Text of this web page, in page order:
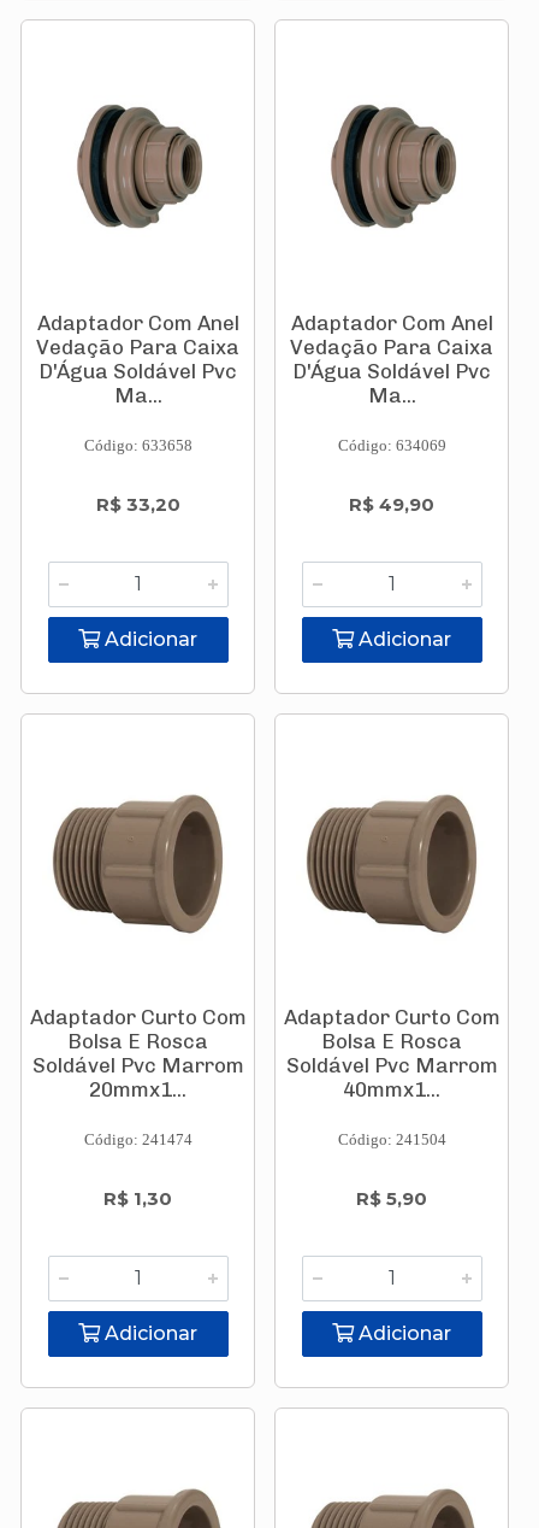
Adaptador Com Anel
Vedação Para Caixa
D'Água Soldável Pvc
Ma...
Código: 633658
R$ 33,20
Adicionar
Adaptador Com Anel
Vedação Para Caixa
D'Água Soldável Pvc
Ma...
Código: 634069
R$ 49,90
Adicionar
Adaptador Curto Com
Bolsa E Rosca
Soldável Pvc Marrom
20mmx1...
Código: 241474
R$ 1,30
Adicionar
Adaptador Curto Com
Bolsa E Rosca
Soldável Pvc Marrom
40mmx1...
Código: 241504
R$ 5,90
Adicionar